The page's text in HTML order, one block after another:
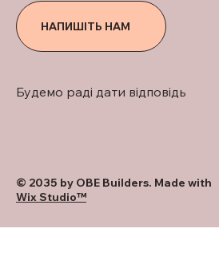
Будемо раді дати відповідь
НАПИШІТЬ НАМ
© 2035 by OBE Builders. Made with
Wix Studio™